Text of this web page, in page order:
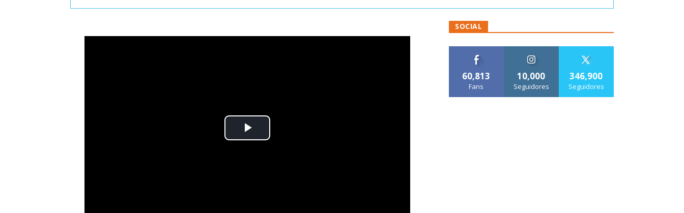
SOCIAL
60,813
Fans
10,000
Seguidores
346,900
Seguidores